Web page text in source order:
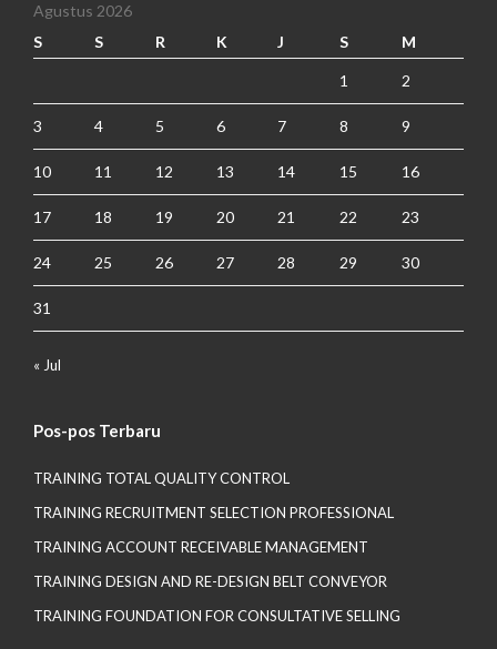
Agustus 2026
S
S R K J S M
1 2
3 4 5 6 7 8 9
10 11 12 13 14 15 16
17 18 19 20 21 22 23
24 25 26 27 28 29 30
31
« Jul
Pos-pos Terbaru
TRAINING TOTAL QUALITY CONTROL
TRAINING RECRUITMENT SELECTION PROFESSIONAL
TRAINING ACCOUNT RECEIVABLE MANAGEMENT
TRAINING DESIGN AND RE-DESIGN BELT CONVEYOR
TRAINING FOUNDATION FOR CONSULTATIVE SELLING